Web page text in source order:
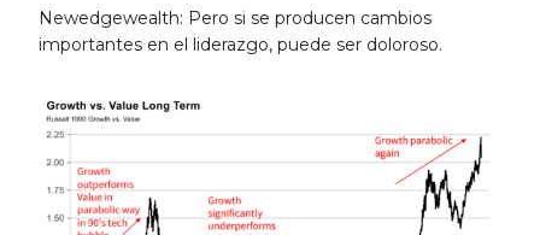
Newedgewealth: Pero si se producen cambios
importantes en el liderazgo, puede ser doloroso.